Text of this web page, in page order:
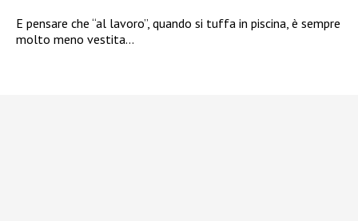
E pensare che “al lavoro”, quando si tuffa in piscina, è sempre
molto meno vestita…